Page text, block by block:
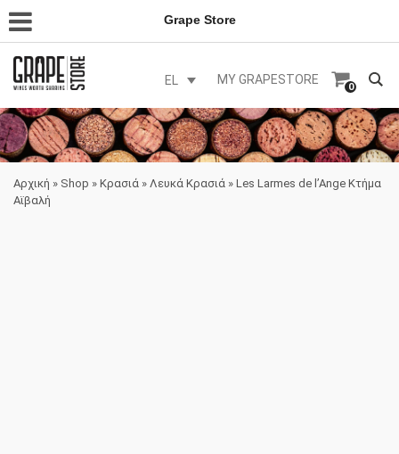
Grape Store
EL MY GRAPESTORE
0
Αρχική » Shop » Κρασιά » Λευκά Κρασιά » Les Larmes de l’Ange Κτήμα
Αϊβαλή